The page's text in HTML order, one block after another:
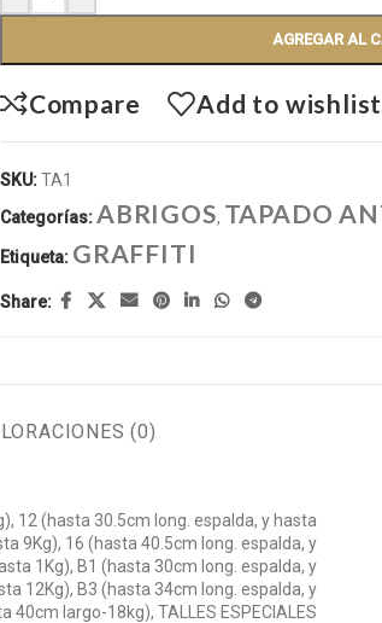
AGREGAR AL
Compare Add to wishlist
SKU:TA1
Categorías:ABRIGOS, TAPADO
Etiqueta: GRAFFITI
Share:
(0)
, 12 (hasta 30.5cm long. espalda, y hasta
9Kg), 16 (hasta 40.5cm long. espalda, y
1Kg), B1 (hasta 30cm long. espalda, y
12Kg), B3 (hasta 34cm long. espalda, y
40cm largo-18kg), TALLES ESPECIALES